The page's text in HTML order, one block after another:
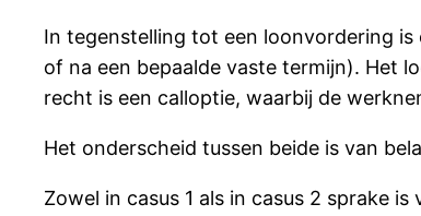
In tegenstelling tot een loonvordering is
of na een bepaalde vaste termijn). Het
recht is een calloptie, waarbij de
Het onderscheid tussen beide is van
Zowel in casus 1 als in casus 2 sprake